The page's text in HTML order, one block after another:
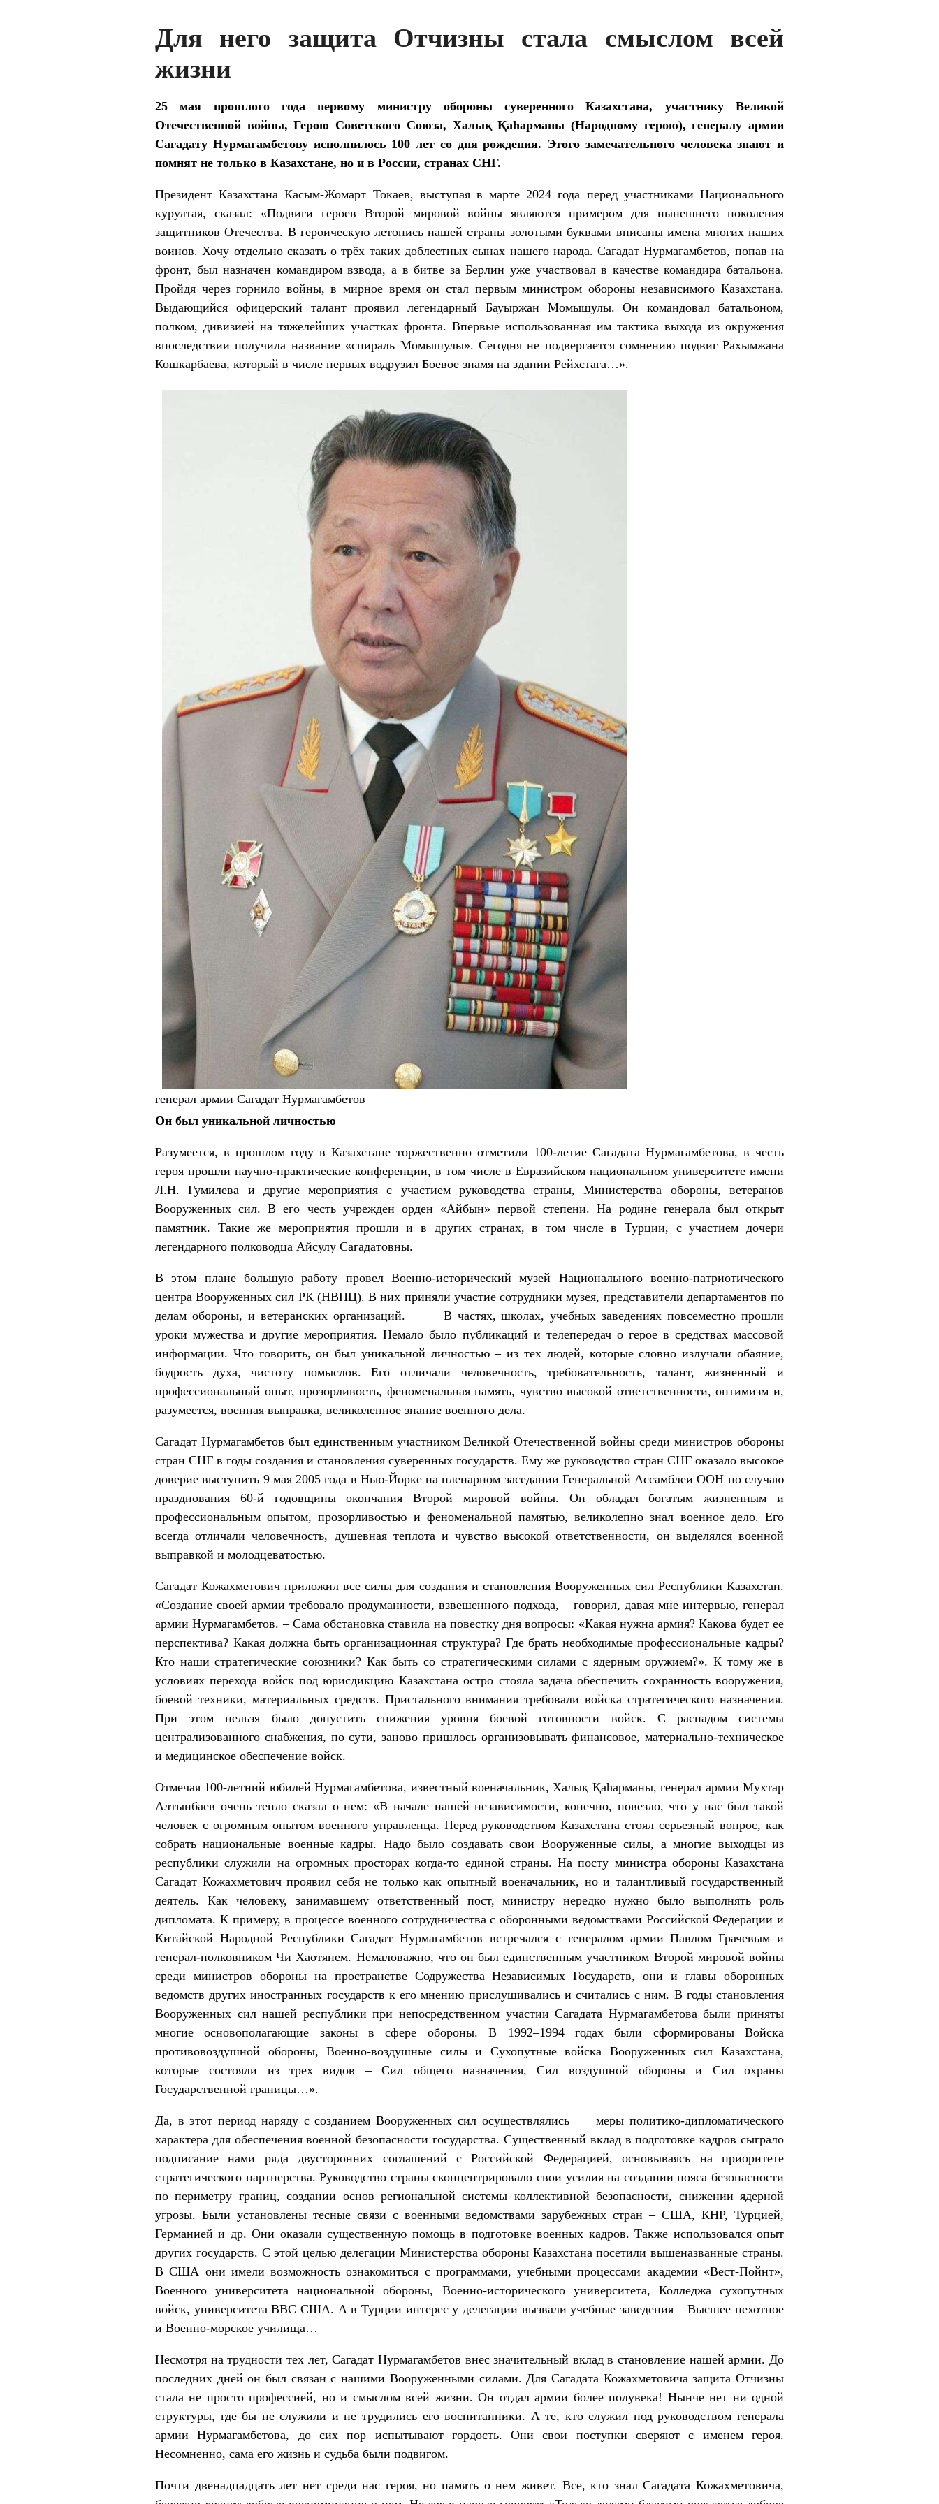
Для него защита Отчизны стала смыслом всей
жизни
25 мая прошлого года первому министру обороны суверенного Казахстана, участнику Великой
Отечественной войны, Герою Советского Союза, Халық Қаһарманы (Народному герою), генералу армии
Сагадату Нурмагамбетову исполнилось 100 лет со дня рождения. Этого замечательного человека знают и
помнят не только в Казахстане, но и в России, странах СНГ.
Президент Казахстана Касым-Жомарт Токаев, выступая в марте 2024 года перед участниками Национального
курултая, сказал: «Подвиги героев Второй мировой войны являются примером для нынешнего поколения
защитников Отечества. В героическую летопись нашей страны золотыми буквами вписаны имена многих наших
воинов. Хочу отдельно сказать о трёх таких доблестных сынах нашего народа. Сагадат Нурмагамбетов, попав на
фронт, был назначен командиром взвода, а в битве за Берлин уже участвовал в качестве командира батальона.
Пройдя через горнило войны, в мирное время он стал первым министром обороны независимого Казахстана.
Выдающийся офицерский талант проявил легендарный Бауыржан Момышулы. Он командовал батальоном,
полком, дивизией на тяжелейших участках фронта. Впервые использованная им тактика выхода из окружения
впоследствии получила название «спираль Момышулы». Сегодня не подвергается сомнению подвиг Рахымжана
Кошкарбаева, который в числе первых водрузил Боевое знамя на здании Рейхстага…».
генерал армии Сагадат Нурмагамбетов
Он был уникальной личностью
Разумеется, в прошлом году в Казахстане торжественно отметили 100-летие Сагадата Нурмагамбетова, в честь
героя прошли научно-практические конференции, в том числе в Евразийском национальном университете имени
Л.Н. Гумилева и другие мероприятия с участием руководства страны, Министерства обороны, ветеранов
Вооруженных сил. В его честь учрежден орден «Айбын» первой степени. На родине генерала был открыт
памятник. Такие же мероприятия прошли и в других странах, в том числе в Турции, с участием дочери
легендарного полководца Айсулу Сагадатовны.
В этом плане большую работу провел Военно-исторический музей Национального военно-патриотического
центра Вооруженных сил РК (НВПЦ). В них приняли участие сотрудники музея, представители департаментов по
делам обороны, и ветеранских организаций. В частях, школах, учебных заведениях повсеместно прошли
уроки мужества и другие мероприятия. Немало было публикаций и телепередач о герое в средствах массовой
информации. Что говорить, он был уникальной личностью – из тех людей, которые словно излучали обаяние,
бодрость духа, чистоту помыслов. Его отличали человечность, требовательность, талант, жизненный и
профессиональный опыт, прозорливость, феноменальная память, чувство высокой ответственности, оптимизм и,
разумеется, военная выправка, великолепное знание военного дела.
Сагадат Нурмагамбетов был единственным участником Великой Отечественной войны среди министров обороны
стран СНГ в годы создания и становления суверенных государств. Ему же руководство стран СНГ оказало высокое
доверие выступить 9 мая 2005 года в Нью-Йорке на пленарном заседании Генеральной Ассамблеи ООН по случаю
празднования 60-й годовщины окончания Второй мировой войны. Он обладал богатым жизненным и
профессиональным опытом, прозорливостью и феноменальной памятью, великолепно знал военное дело. Его
всегда отличали человечность, душевная теплота и чувство высокой ответственности, он выделялся военной
выправкой и молодцеватостью.
Сагадат Кожахметович приложил все силы для создания и становления Вооруженных сил Республики Казахстан.
«Создание своей армии требовало продуманности, взвешенного подхода, – говорил, давая мне интервью, генерал
армии Нурмагамбетов. – Сама обстановка ставила на повестку дня вопросы: «Какая нужна армия? Какова будет ее
перспектива? Какая должна быть организационная структура? Где брать необходимые профессиональные кадры?
Кто наши стратегические союзники? Как быть со стратегическими силами с ядерным оружием?». К тому же в
условиях перехода войск под юрисдикцию Казахстана остро стояла задача обеспечить сохранность вооружения,
боевой техники, материальных средств. Пристального внимания требовали войска стратегического назначения.
При этом нельзя было допустить снижения уровня боевой готовности войск. С распадом системы
централизованного снабжения, по сути, заново пришлось организовывать финансовое, материально-техническое
и медицинское обеспечение войск.
Отмечая 100-летний юбилей Нурмагамбетова, известный военачальник, Халық Қаһарманы, генерал армии Мухтар
Алтынбаев очень тепло сказал о нем: «В начале нашей независимости, конечно, повезло, что у нас был такой
человек с огромным опытом военного управленца. Перед руководством Казахстана стоял серьезный вопрос, как
собрать национальные военные кадры. Надо было создавать свои Вооруженные силы, а многие выходцы из
республики служили на огромных просторах когда-то единой страны. На посту министра обороны Казахстана
Сагадат Кожахметович проявил себя не только как опытный военачальник, но и талантливый государственный
деятель. Как человеку, занимавшему ответственный пост, министру нередко нужно было выполнять роль
дипломата. К примеру, в процессе военного сотрудничества с оборонными ведомствами Российской Федерации и
Китайской Народной Республики Сагадат Нурмагамбетов встречался с генералом армии Павлом Грачевым и
генерал-полковником Чи Хаотянем. Немаловажно, что он был единственным участником Второй мировой войны
среди министров обороны на пространстве Содружества Независимых Государств, они и главы оборонных
ведомств других иностранных государств к его мнению прислушивались и считались с ним. В годы становления
Вооруженных сил нашей республики при непосредственном участии Сагадата Нурмагамбетова были приняты
многие основополагающие законы в сфере обороны. В 1992–1994 годах были сформированы Войска
противовоздушной обороны, Военно-воздушные силы и Сухопутные войска Вооруженных сил Казахстана,
которые состояли из трех видов – Сил общего назначения, Сил воздушной обороны и Сил охраны
Государственной границы…».
Да, в этот период наряду с созданием Вооруженных сил осуществлялись меры политико-дипломатического
характера для обеспечения военной безопасности государства. Существенный вклад в подготовке кадров сыграло
подписание нами ряда двусторонних соглашений с Российской Федерацией, основываясь на приоритете
стратегического партнерства. Руководство страны сконцентрировало свои усилия на создании пояса безопасности
по периметру границ, создании основ региональной системы коллективной безопасности, снижении ядерной
угрозы. Были установлены тесные связи с военными ведомствами зарубежных стран – США, КНР, Турцией,
Германией и др. Они оказали существенную помощь в подготовке военных кадров. Также использовался опыт
других государств. С этой целью делегации Министерства обороны Казахстана посетили вышеназванные страны.
В США они имели возможность ознакомиться с программами, учебными процессами академии «Вест-Пойнт»,
Военного университета национальной обороны, Военно-исторического университета, Колледжа сухопутных
войск, университета ВВС США. А в Турции интерес у делегации вызвали учебные заведения – Высшее пехотное
и Военно-морское училища…
Несмотря на трудности тех лет, Сагадат Нурмагамбетов внес значительный вклад в становление нашей армии. До
последних дней он был связан с нашими Вооруженными силами. Для Сагадата Кожахметовича защита Отчизны
стала не просто профессией, но и смыслом всей жизни. Он отдал армии более полувека! Нынче нет ни одной
структуры, где бы не служили и не трудились его воспитанники. А те, кто служил под руководством генерала
армии Нурмагамбетова, до сих пор испытывают гордость. Они свои поступки сверяют с именем героя.
Несомненно, сама его жизнь и судьба были подвигом.
Почти двенадцадцать лет нет среди нас героя, но память о нем живет. Все, кто знал Сагадата Кожахметовича,